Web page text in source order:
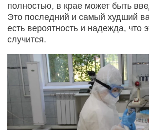
полностью, в крае может быть
Это последний и самый худший
есть вероятность и надежда, что
случится.